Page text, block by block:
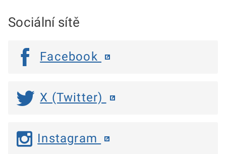
Sociální sítě
Facebook
X (Twitter)
Instagram